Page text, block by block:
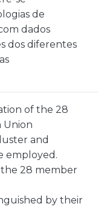
de
dados
dos diferentes
of the 28
Union
and
employed.
28 member
by their